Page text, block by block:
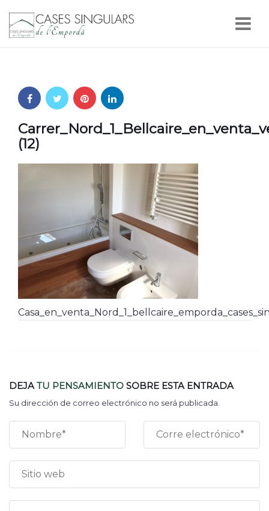
(12)
DEJATU PENSAMIENTO SOBRE ESTA ENTRADA
Su dirección de correo electrónico no será publicada.